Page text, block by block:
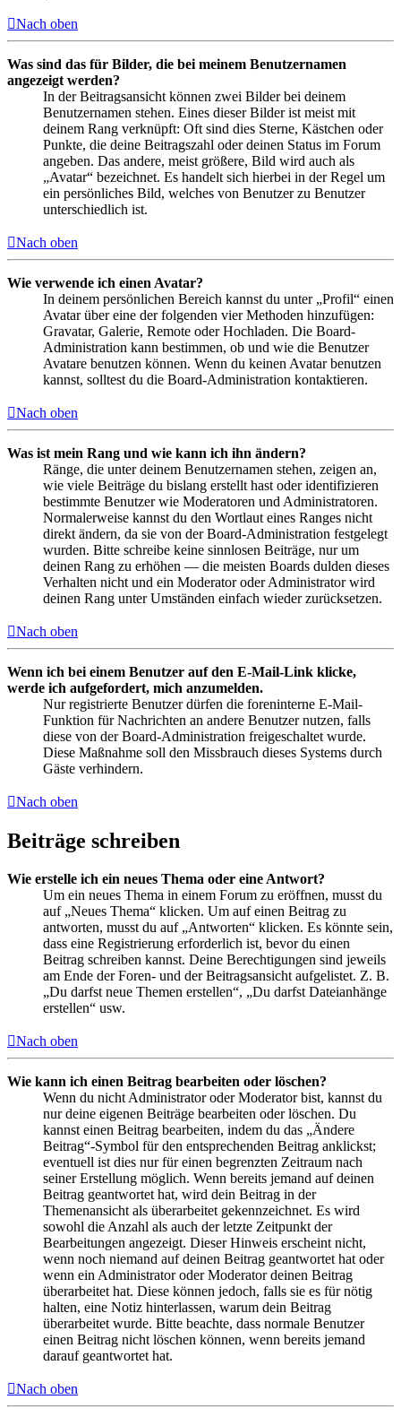
Nach oben
Was sind das für Bilder, die bei meinem Benutzernamen
angezeigt werden?
In der Beitragsansicht können zwei Bilder bei deinem
Benutzernamen stehen. Eines dieser Bilder ist meist mit
deinem Rang verknüpft: Oft sind dies Sterne, Kästchen oder
Punkte, die deine Beitragszahl oder deinen Status im Forum
angeben. Das andere, meist größere, Bild wird auch als
„Avatar“ bezeichnet. Es handelt sich hierbei in der Regel um
ein persönliches Bild, welches von Benutzer zu Benutzer
unterschiedlich ist.
Nach oben
Wie verwende ich einen Avatar?
In deinem persönlichen Bereich kannst du unter „Profil“ einen
Avatar über eine der folgenden vier Methoden hinzufügen:
Gravatar, Galerie, Remote oder Hochladen. Die Board-
Administration kann bestimmen, ob und wie die Benutzer
Avatare benutzen können. Wenn du keinen Avatar benutzen
kannst, solltest du die Board-Administration kontaktieren.
Nach oben
Was ist mein Rang und wie kann ich ihn ändern?
Ränge, die unter deinem Benutzernamen stehen, zeigen an,
wie viele Beiträge du bislang erstellt hast oder identifizieren
bestimmte Benutzer wie Moderatoren und Administratoren.
Normalerweise kannst du den Wortlaut eines Ranges nicht
direkt ändern, da sie von der Board-Administration festgelegt
wurden. Bitte schreibe keine sinnlosen Beiträge, nur um
deinen Rang zu erhöhen — die meisten Boards dulden dieses
Verhalten nicht und ein Moderator oder Administrator wird
deinen Rang unter Umständen einfach wieder zurücksetzen.
Nach oben
Wenn ich bei einem Benutzer auf den E-Mail-Link klicke,
werde ich aufgefordert, mich anzumelden.
Nur registrierte Benutzer dürfen die foreninterne E-Mail-
Funktion für Nachrichten an andere Benutzer nutzen, falls
diese von der Board-Administration freigeschaltet wurde.
Diese Maßnahme soll den Missbrauch dieses Systems durch
Gäste verhindern.
Nach oben
Beiträge schreiben
Wie erstelle ich ein neues Thema oder eine Antwort?
Um ein neues Thema in einem Forum zu eröffnen, musst du
auf „Neues Thema“ klicken. Um auf einen Beitrag zu
antworten, musst du auf „Antworten“ klicken. Es könnte sein,
dass eine Registrierung erforderlich ist, bevor du einen
Beitrag schreiben kannst. Deine Berechtigungen sind jeweils
am Ende der Foren- und der Beitragsansicht aufgelistet. Z. B.
„Du darfst neue Themen erstellen“, „Du darfst Dateianhänge
erstellen“ usw.
Nach oben
Wie kann ich einen Beitrag bearbeiten oder löschen?
Wenn du nicht Administrator oder Moderator bist, kannst du
nur deine eigenen Beiträge bearbeiten oder löschen. Du
kannst einen Beitrag bearbeiten, indem du das „Ändere
Beitrag“-Symbol für den entsprechenden Beitrag anklickst;
eventuell ist dies nur für einen begrenzten Zeitraum nach
seiner Erstellung möglich. Wenn bereits jemand auf deinen
Beitrag geantwortet hat, wird dein Beitrag in der
Themenansicht als überarbeitet gekennzeichnet. Es wird
sowohl die Anzahl als auch der letzte Zeitpunkt der
Bearbeitungen angezeigt. Dieser Hinweis erscheint nicht,
wenn noch niemand auf deinen Beitrag geantwortet hat oder
wenn ein Administrator oder Moderator deinen Beitrag
überarbeitet hat. Diese können jedoch, falls sie es für nötig
halten, eine Notiz hinterlassen, warum dein Beitrag
überarbeitet wurde. Bitte beachte, dass normale Benutzer
einen Beitrag nicht löschen können, wenn bereits jemand
darauf geantwortet hat.
Nach oben